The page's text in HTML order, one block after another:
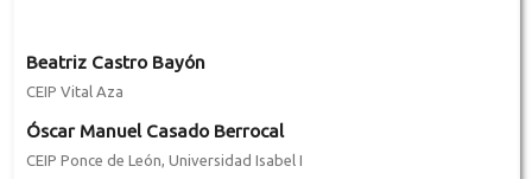
Beatriz Castro Bayón
CEIP Vital Aza
Óscar Manuel Casado Berrocal
CEIP Ponce de León, Universidad Isabel I